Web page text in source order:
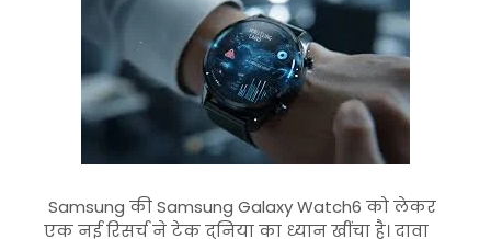
Samsung की Samsung Galaxy Watch6 को लेकर
एक नई रिसर्च ने टेक दुनिया का ध्यान खींचा है। दावा